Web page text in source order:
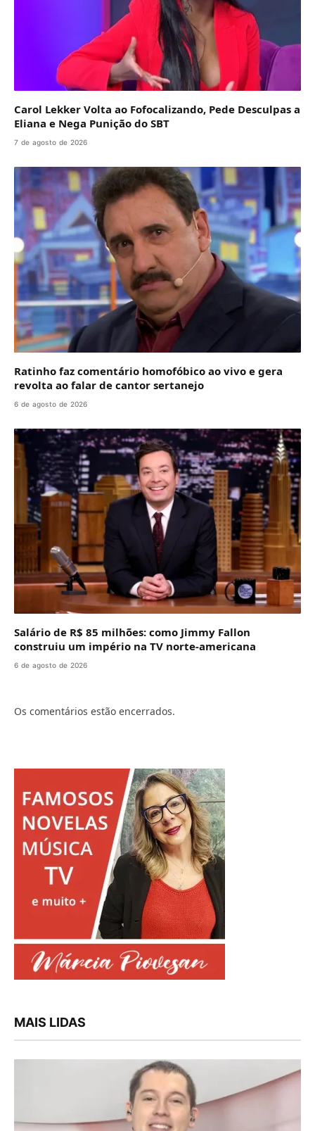
Carol Lekker Volta ao Fofocalizando, Pede Desculpas a
Eliana e Nega Punição do SBT
7 de agosto de 2026
Ratinho faz comentário homofóbico ao vivo e gera
revolta ao falar de cantor sertanejo
6 de agosto de 2026
Salário de R$ 85 milhões: como Jimmy Fallon
construiu um império na TV norte-americana
6 de agosto de 2026
Os comentários estão encerrados.
MAIS LIDAS